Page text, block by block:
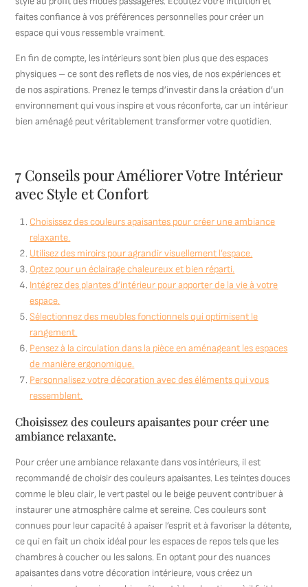
faites confiance à vos préférences personnelles pour créer un
espace qui vous ressemble vraiment.
En fin de compte, les intérieurs sont bien plus que des espaces
physiques – ce sont des reflets de nos vies, de nos expériences et
de nos aspirations. Prenez le temps d’investir dans la création d’un
environnement qui vous inspire et vous réconforte, car un intérieur
bien aménagé peut véritablement transformer votre quotidien.
7 Conseils pour Améliorer Votre Intérieur
avec Style et Confort
Choisissez des couleurs apaisantes pour créer une ambiance
relaxante.
Utilisez des miroirs pour agrandir visuellement l’espace.
Optez pour un éclairage chaleureux et bien réparti.
Intégrez des plantes d’intérieur pour apporter de la vie à votre
espace.
Sélectionnez des meubles fonctionnels qui optimisent le
rangement.
Pensez à la circulation dans la pièce en aménageant les espaces
de manière ergonomique.
Personnalisez votre décoration avec des éléments qui vous
ressemblent.
Choisissez des couleurs apaisantes pour créer une
ambiance relaxante.
Pour créer une ambiance relaxante dans vos intérieurs, il est
recommandé de choisir des couleurs apaisantes. Les teintes douces
comme le bleu clair, le vert pastel ou le beige peuvent contribuer à
instaurer une atmosphère calme et sereine. Ces couleurs sont
connues pour leur capacité à apaiser l’esprit et à favoriser la détente,
ce qui en fait un choix idéal pour les espaces de repos tels que les
chambres à coucher ou les salons. En optant pour des nuances
apaisantes dans votre décoration intérieure, vous créez un